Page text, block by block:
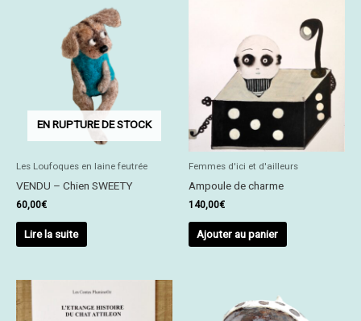
EN RUPTURE DE STOCK
Les Loufoques en laine feutrée
VENDU – Chien SWEETY
60,00€
Lire la suite
Femmes d'ici et d'ailleurs
Ampoule de charme
140,00€
Ajouter au panier